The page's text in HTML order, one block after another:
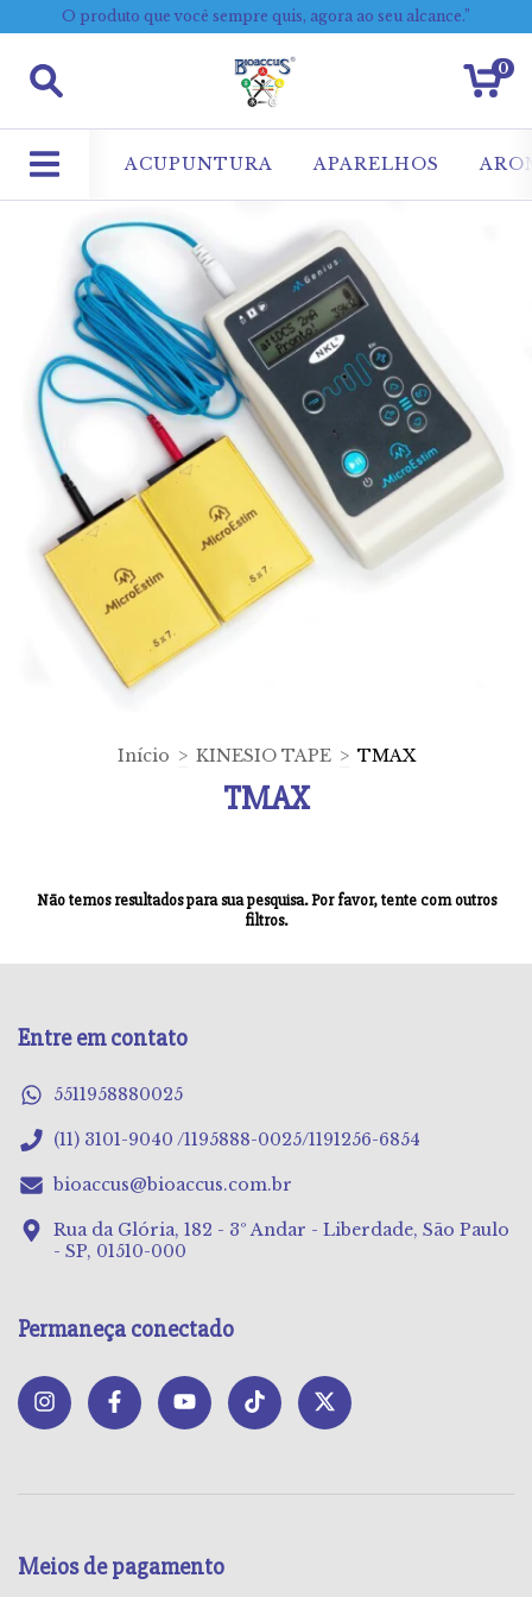
O produto que você sempre quis, agora ao seu alcance.”
0
ACUPUNTURA APARELHOS
Início > KINESIO TAPE > TMAX
TMAX
Não temos resultados para sua pesquisa. Por favor, tente com outros
filtros.
Entre em contato
5511958880025
(11) 3101-9040 /1195888-0025/1191256-6854
bioaccus@bioaccus.com.br
Rua da Glória, 182 - 3º Andar - Liberdade, São Paulo
- SP, 01510-000
Permaneça conectado
Meios de pagamento